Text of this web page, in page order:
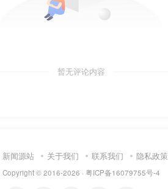
暂无评论内容
新闻源站 关于我们 联系我们 隐私政策
Copyright © 2016-2026 · 粤ICP备16079755号-4